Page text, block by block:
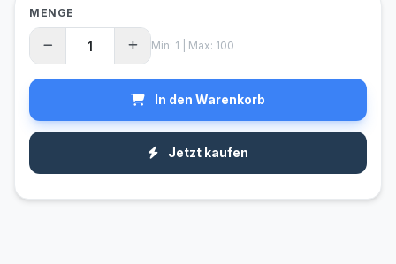
MENGE
Min: 1 | Max: 100
In den Warenkorb
Jetzt kaufen